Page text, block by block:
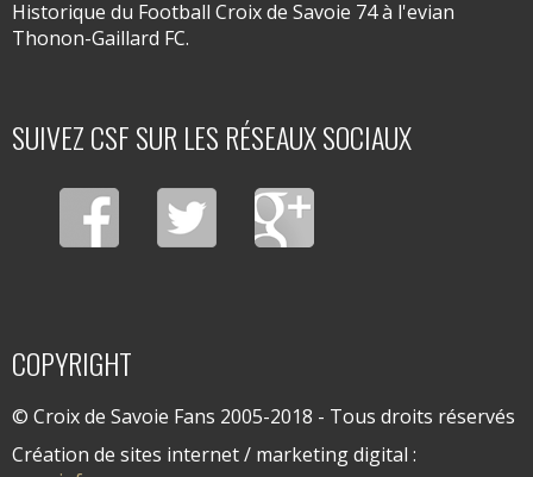
Historique du Football Croix de Savoie 74 à l'evian
Thonon-Gaillard FC.
SUIVEZ CSF SUR LES RÉSEAUX SOCIAUX
COPYRIGHT
© Croix de Savoie Fans 2005-2018 - Tous droits réservés
Création de sites internet / marketing digital :